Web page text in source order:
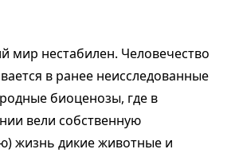
мир нестабилен. Человечество
в ранее неисследованные
биоценозы, где в
вели собственную
жизнь дикие животные и